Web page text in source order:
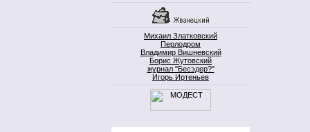
Михаил Златковский
Перлодром
Владимир Вишневский
Борис Жутовский
журнал "Бесэдер?"
Игорь Иртеньев